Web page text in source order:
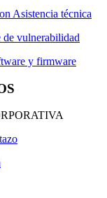
Asistencia técnica
vulnerabilidad
y firmware